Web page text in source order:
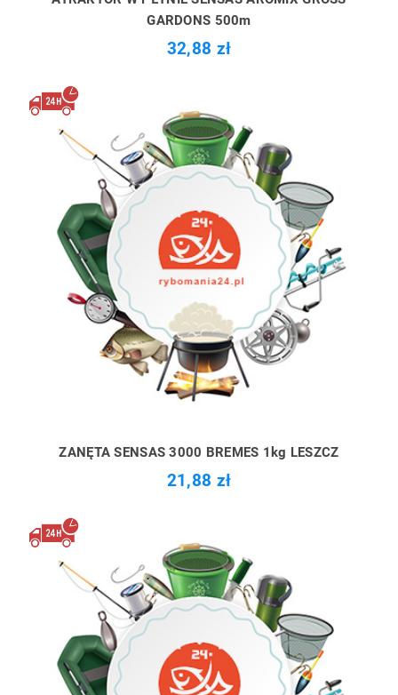
GARDONS 500m
32,88 zł
ZANĘTA SENSAS 3000 BREMES 1kg LESZCZ
21,88 zł